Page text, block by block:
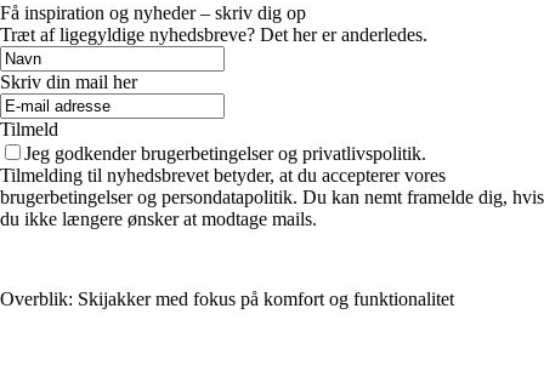
Få inspiration og nyheder – skriv dig op
Træt af ligegyldige nyhedsbreve? Det her er anderledes.
Skriv din mail her
Tilmeld
Jeg godkender brugerbetingelser og privatlivspolitik.
Tilmelding til nyhedsbrevet betyder, at du accepterer vores
brugerbetingelser og persondatapolitik. Du kan nemt framelde dig, hvis
du ikke længere ønsker at modtage mails.
Overblik: Skijakker med fokus på komfort og funktionalitet